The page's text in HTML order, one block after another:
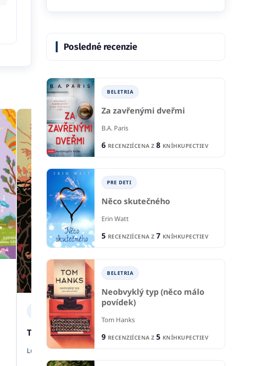
PRE DETI A MLÁDEŽ
Tma pod srdcem
Lucie Ortega
Polibek v New Yorku
Posledné recenzie
BELETRIA
Za zavřenými dveřmi
B.A. Paris
6 RECENZIÍCENA Z 8 KNÍHKUPECTIEV
PRE DETI
Něco skutečného
Erin Watt
5 RECENZIÍCENA Z 7 KNÍHKUPECTIEV
BELETRIA
Neobvyklý typ (něco málo
povídek)
Tom Hanks
9 RECENZIÍCENA Z 5 KNÍHKUPECTIEV